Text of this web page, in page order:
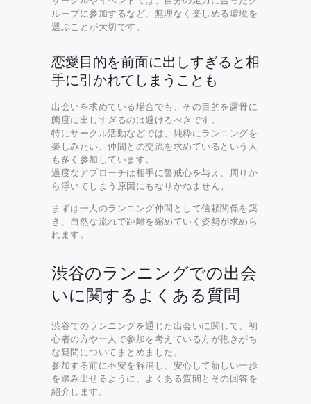
ループに参加するなど、無理なく楽しめる環境を
選ぶことが大切です。
恋愛目的を前面に出しすぎると相
手に引かれてしまうことも
出会いを求めている場合でも、その目的を露骨に
態度に出しすぎるのは避けるべきです。
特にサークル活動などでは、純粋にランニングを
楽しみたい、仲間との交流を求めているという人
も多く参加しています。
過度なアプローチは相手に警戒心を与え、周りか
ら浮いてしまう原因にもなりかねません。
まずは一人のランニング仲間として信頼関係を築
き、自然な流れで距離を縮めていく姿勢が求めら
れます。
渋谷のランニングでの出会
いに関するよくある質問
渋谷でのランニングを通じた出会いに関して、初
心者の方や一人で参加を考えている方が抱きがち
な疑問についてまとめました。
参加する前に不安を解消し、安心して新しい一歩
を踏み出せるように、よくある質問とその回答を
紹介します。